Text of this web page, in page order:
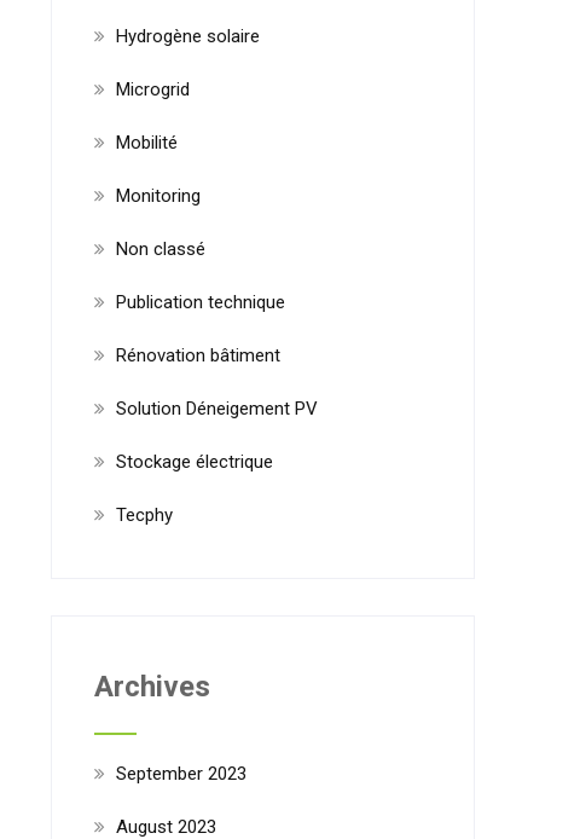
Hydrogène solaire
Microgrid
Mobilité
Monitoring
Non classé
Publication technique
Rénovation bâtiment
Solution Déneigement PV
Stockage électrique
Tecphy
Archives
September 2023
August 2023